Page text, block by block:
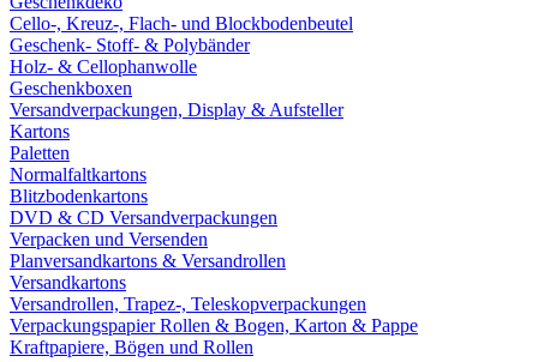
Cello-, Kreuz-, Flach- und Blockbodenbeutel
Geschenk- Stoff- & Polybänder
Holz- & Cellophanwolle
Geschenkboxen
Versandverpackungen, Display & Aufsteller
Kartons
Paletten
Normalfaltkartons
Blitzbodenkartons
DVD & CD Versandverpackungen
Verpacken und Versenden
Planversandkartons & Versandrollen
Versandkartons
Versandrollen, Trapez-, Teleskopverpackungen
Verpackungspapier Rollen & Bogen, Karton & Pappe
Kraftpapiere, Bögen und Rollen